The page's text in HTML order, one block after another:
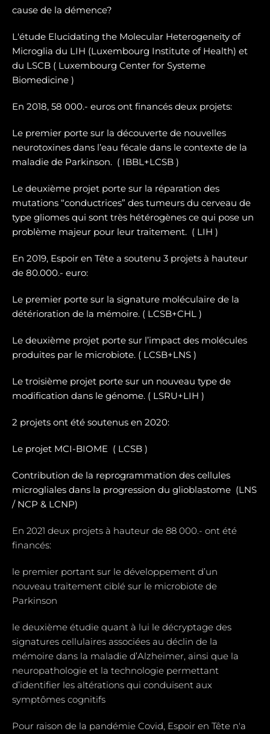
cause de la démence?
L'étude Elucidating the Molecular Heterogeneity of
Microglia du LIH (Luxembourg Institute of Health) et
du LSCB ( Luxembourg Center for Systeme
Biomedicine )
En 2018, 58 000.- euros ont financés deux projets:
Le premier porte sur la découverte de nouvelles
neurotoxines dans l’eau fécale dans le contexte de la
maladie de Parkinson. ( IBBL+LCSB )
Le deuxième projet porte sur la réparation des
mutations “conductrices” des tumeurs du cerveau de
type gliomes qui sont très hétérogènes ce qui pose un
problème majeur pour leur traitement. ( LIH )
En 2019, Espoir en Tête a soutenu 3 projets à hauteur
de 80.000.- euro:
Le premier porte sur la signature moléculaire de la
détérioration de la mémoire. ( LCSB+CHL )
Le deuxième projet porte sur l’impact des molécules
produites par le microbiote. ( LCSB+LNS )
Le troisième projet porte sur un nouveau type de
modification dans le génome. ( LSRU+LIH )
2 projets ont été soutenus en 2020:
Le projet MCI-BIOME ( LCSB )
Contribution de la reprogrammation des cellules
microgliales dans la progression du glioblastome (LNS
/ NCP & LCNP)
En 2021 deux projets à hauteur de 88 000.- ont été
financés:
le premier portant sur le développement d’un
nouveau traitement ciblé sur le microbiote de
Parkinson
le deuxième étudie quant à lui le décryptage des
signatures cellulaires associées au déclin de la
mémoire dans la maladie d’Alzheimer, ainsi que la
neuropathologie et la technologie permettant
d’identifier les altérations qui conduisent aux
symptômes cognitifs
Pour raison de la pandémie Covid, Espoir en Tête n'a